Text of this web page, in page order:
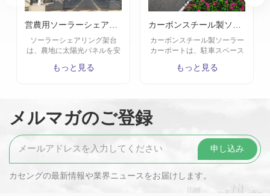
ソーラーシェアリング架台
は、農地に太陽光パネルを安
の大型発電設備向け架台構造
現します。
もっと見る
カーボンスチール製ソーラー
カーポートは、駐車スペース
エネルギーを同時に創出でき
耐候性を備え、長期間の使用
もっと見る
メルマガのご登録
カセングの最新情報や業界ニュースをお届けします。